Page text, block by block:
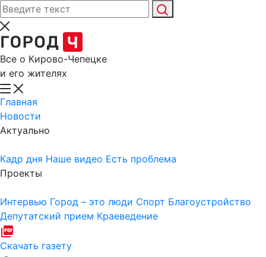
Все о Кирово-Чепецке
и его жителях
Главная
Новости
Актуально
Кадр дня Наше видео Есть проблема
Проекты
Интервью Город – это люди Спорт Благоустройство
Депутатский прием Краеведение
Скачать газету